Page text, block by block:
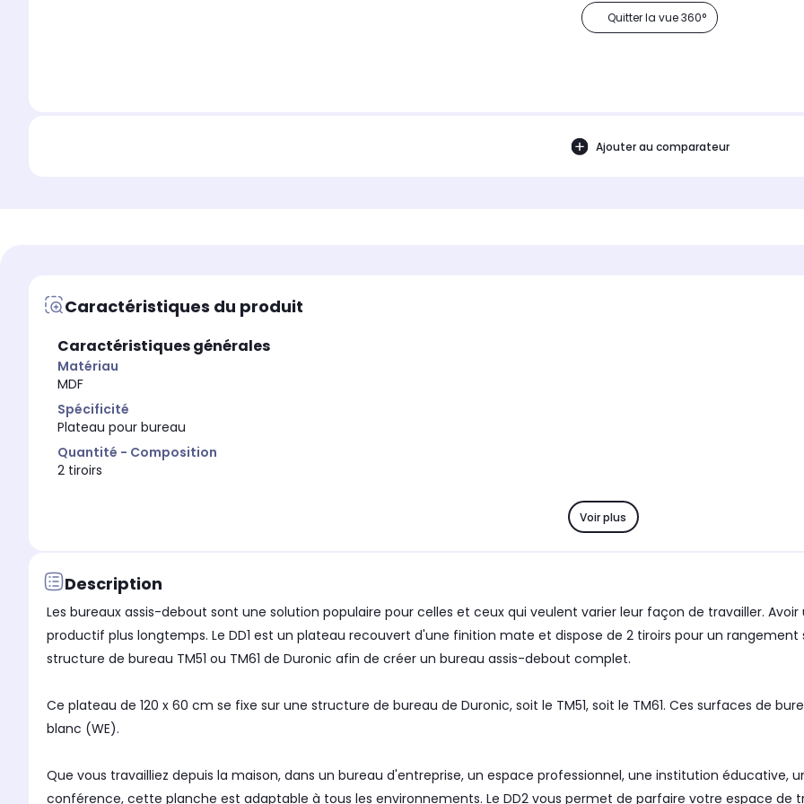
Quitter la vue 360°
Ajouter au comparateur
Caractéristiques du produit
Caractéristiques générales
Matériau
MDF
Spécificité
Plateau pour bureau
Quantité - Composition
2 tiroirs
Voir plus
Description
Les bureaux assis-debout sont une solution populaire pour celles et ceux qui veulent varier leur façon de travailler.
productif plus longtemps. Le DD1 est un plateau recouvert d'une finition mate et dispose de 2 tiroirs pour un
structure de bureau TM51 ou TM61 de Duronic afin de créer un bureau assis-debout complet.
Ce plateau de 120 x 60 cm se fixe sur une structure de bureau de Duronic, soit le TM51, soit le TM61. Ces surfaces de
blanc (WE).
Que vous travailliez depuis la maison, dans un bureau d'entreprise, un espace professionnel, une institution éducative,
conférence, cette planche est adaptable à tous les environnements. Le DD2 vous permet de parfaire votre espace